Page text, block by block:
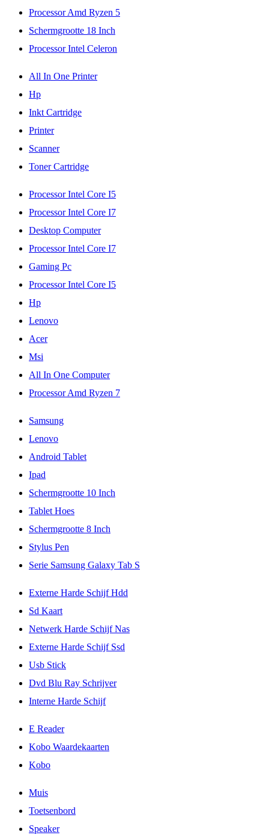
Processor Amd Ryzen 5
Schermgrootte 18 Inch
Processor Intel Celeron
All In One Printer
Hp
Inkt Cartridge
Printer
Scanner
Toner Cartridge
Processor Intel Core I5
Processor Intel Core I7
Desktop Computer
Processor Intel Core I7
Gaming Pc
Processor Intel Core I5
Hp
Lenovo
Acer
Msi
All In One Computer
Processor Amd Ryzen 7
Samsung
Lenovo
Android Tablet
Ipad
Schermgrootte 10 Inch
Tablet Hoes
Schermgrootte 8 Inch
Stylus Pen
Serie Samsung Galaxy Tab S
Externe Harde Schijf Hdd
Sd Kaart
Netwerk Harde Schijf Nas
Externe Harde Schijf Ssd
Usb Stick
Dvd Blu Ray Schrijver
Interne Harde Schijf
E Reader
Kobo Waardekaarten
Kobo
Muis
Toetsenbord
Speaker